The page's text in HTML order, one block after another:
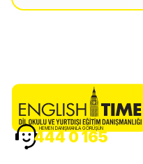
HEMEN DANIŞMANLA GÖRÜŞÜN
444 0 165